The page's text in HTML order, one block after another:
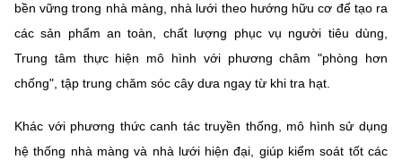
Sở hữu trí tuệ
Tiêu chuẩn, đo lường, chất lượng
Voice
bền vững trong nhà màng, nhà lưới theo hướng hữu cơ để tạo ra
các sản phẩm an toàn, chất lượng phục vụ người tiêu dùng,
Trung tâm thực hiện mô hình với phương châm "phòng hơn
chống", tập trung chăm sóc cây dưa ngay từ khi tra hạt.
Khác với phương thức canh tác truyền thống, mô hình sử dụng
hệ thống nhà màng và nhà lưới hiện đại, giúp kiểm soát tốt các